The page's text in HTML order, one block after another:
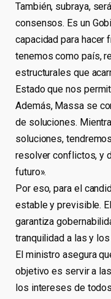
También, subraya,
consensos. Es un
capacidad para
tenemos como país,
estructurales que
Estado que nos
Además, Massa se
de soluciones.
soluciones,
resolver conflictos, y
futuro».
Por eso, para el
estable y previsible.
garantiza
tranquilidad a las y
El ministro asegura
objetivo es servir a
los intereses de